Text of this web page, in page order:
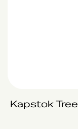
Kapstok Tree